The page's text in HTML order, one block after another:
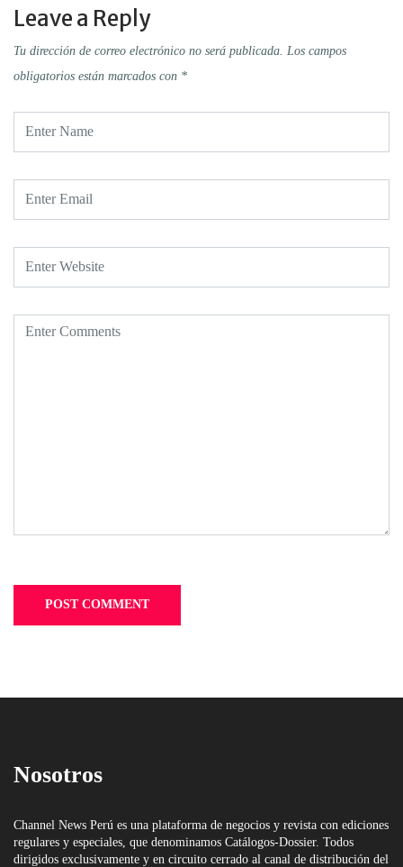
Leave a Reply
Tu dirección de correo electrónico no será publicada. Los campos
obligatorios están marcados con *
Nosotros
Channel News Perú es una plataforma de negocios y revista con ediciones
regulares y especiales, que denominamos Catálogos-Dossier. Todos
dirigidos exclusivamente y en circuito cerrado al canal de distribución del